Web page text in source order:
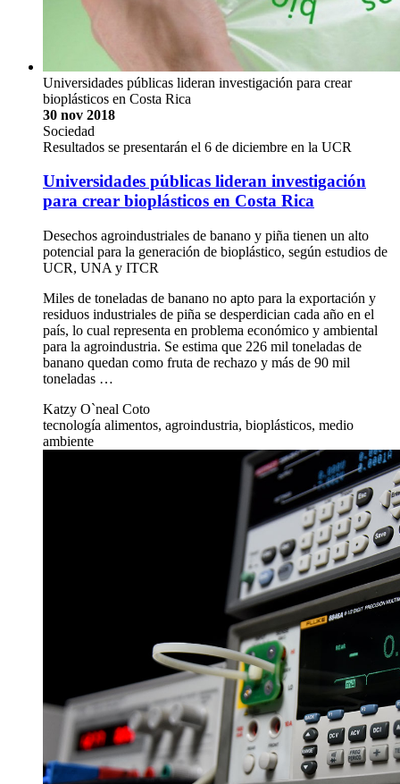
Universidades públicas lideran investigación para crear
bioplásticos en Costa Rica
30 nov 2018
Sociedad
Resultados se presentarán el 6 de diciembre en la UCR
Universidades públicas lideran investigación
para crear bioplásticos en Costa Rica
Desechos agroindustriales de banano y piña tienen un alto
potencial para la generación de bioplástico, según estudios de
UCR, UNA y ITCR
Miles de toneladas de banano no apto para la exportación y
residuos industriales de piña se desperdician cada año en el
país, lo cual representa en problema económico y ambiental
para la agroindustria. Se estima que 226 mil toneladas de
banano quedan como fruta de rechazo y más de 90 mil
toneladas …
Katzy O`neal Coto
tecnología alimentos, agroindustria, bioplásticos, medio
ambiente